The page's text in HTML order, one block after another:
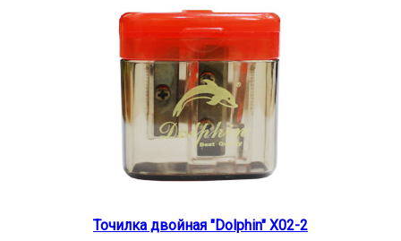
Точилка двойная "Dolphin" X02-2